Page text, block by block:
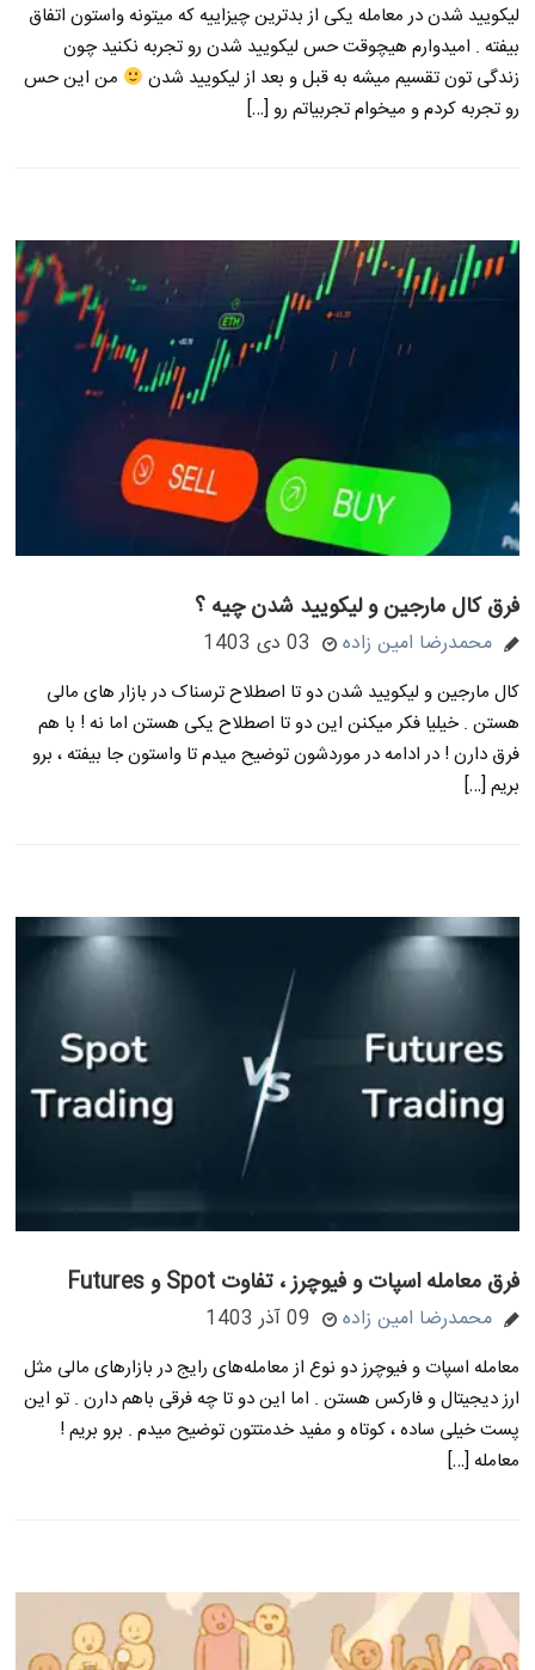
لیکویید شدن در معامله یکی از بدترین چیزاییه که میتونه واستون اتفاق
بیفته . امیدوارم هیچوقت حس لیکویید شدن رو تجربه نکنید چون
زندگی تون تقسیم میشه به قبل و بعد از لیکویید شدن
من این حس
رو تجربه کردم و میخوام تجربیاتم رو […]
فرق کال مارجین و لیکویید شدن چیه ؟
محمدرضا امین زاده 03 دی 1403
کال مارجین و لیکویید شدن دو تا اصطلاح ترسناک در بازار های مالی
هستن . خیلیا فکر میکنن این دو تا اصطلاح یکی هستن اما نه ! با هم
فرق دارن ! در ادامه در موردشون توضیح میدم تا واستون جا بیفته ، برو
بریم […]
فرق معامله اسپات و فیوچرز ، تفاوت Spot و Futures
محمدرضا امین زاده 09 آذر 1403
معامله اسپات و فیوچرز دو نوع از معامله‌های رایج در بازارهای مالی مثل
ارز دیجیتال و فارکس هستن . اما این دو تا چه فرقی باهم دارن . تو این
پست خیلی ساده ، کوتاه و مفید خدمتتون توضیح میدم . برو بریم !
معامله […]